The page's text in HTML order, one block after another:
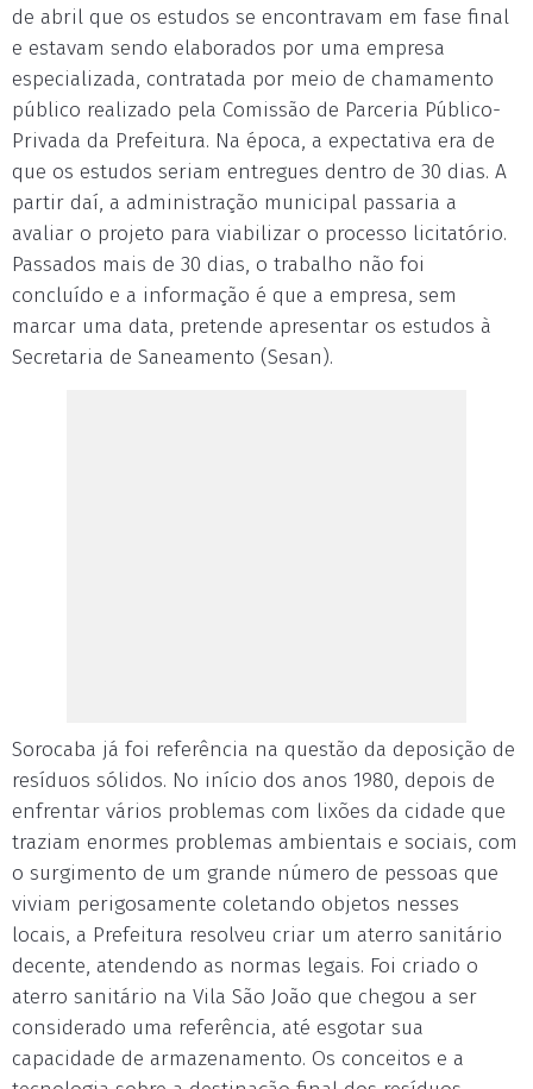
de abril que os estudos se encontravam em fase final
e estavam sendo elaborados por uma empresa
especializada, contratada por meio de chamamento
público realizado pela Comissão de Parceria Público-
Privada da Prefeitura. Na época, a expectativa era de
que os estudos seriam entregues dentro de 30 dias. A
partir daí, a administração municipal passaria a
avaliar o projeto para viabilizar o processo licitatório.
Passados mais de 30 dias, o trabalho não foi
concluído e a informação é que a empresa, sem
marcar uma data, pretende apresentar os estudos à
Secretaria de Saneamento (Sesan).
Sorocaba já foi referência na questão da deposição de
resíduos sólidos. No início dos anos 1980, depois de
enfrentar vários problemas com lixões da cidade que
traziam enormes problemas ambientais e sociais, com
o surgimento de um grande número de pessoas que
viviam perigosamente coletando objetos nesses
locais, a Prefeitura resolveu criar um aterro sanitário
decente, atendendo as normas legais. Foi criado o
aterro sanitário na Vila São João que chegou a ser
considerado uma referência, até esgotar sua
capacidade de armazenamento. Os conceitos e a